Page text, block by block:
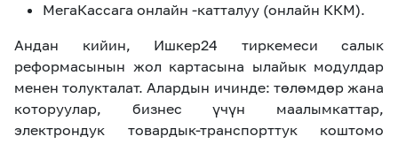
МегаКассага онлайн -катталуу (онлайн ККМ).
Андан кийин, Ишкер24 тиркемеси салык
реформасынын жол картасына ылайык модулдар
менен толукталат. Алардын ичинде: төлөмдөр жана
которуулар, бизнес үчүн маалымкаттар,
электрондук товардык-транспорттук коштомо